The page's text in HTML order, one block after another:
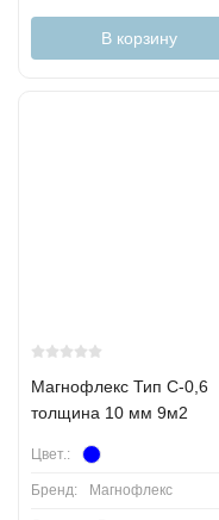
В корзину
Магнофлекс Тип С-0,6
толщина 10 мм 9м2
Цвет.:
Бренд: Магнофлекс